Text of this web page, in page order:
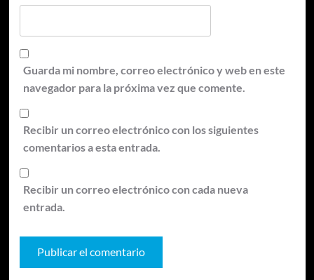
Guarda mi nombre, correo electrónico y web en este
navegador para la próxima vez que comente.
Recibir un correo electrónico con los siguientes
comentarios a esta entrada.
Recibir un correo electrónico con cada nueva
entrada.